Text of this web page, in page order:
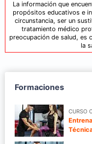
La información que
propósitos educativos e
circunstancia, ser un
tratamiento médico
preocupación de salud, es
la
Formaciones
CURSO